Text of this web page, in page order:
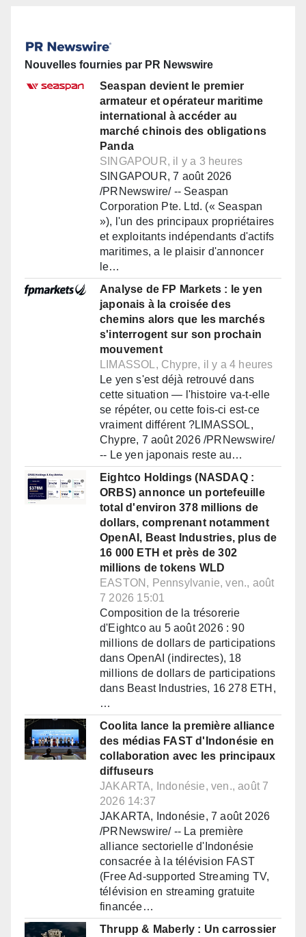
Nouvelles fournies par PR Newswire
Seaspan devient le premier
armateur et opérateur maritime
international à accéder au
marché chinois des obligations
Panda
SINGAPOUR, il y a 3 heures
SINGAPOUR, 7 août 2026
/PRNewswire/ -- Seaspan
Corporation Pte. Ltd. (« Seaspan
»), l'un des principaux propriétaires
et exploitants indépendants d'actifs
maritimes, a le plaisir d'annoncer
le…
Analyse de FP Markets : le yen
japonais à la croisée des
chemins alors que les marchés
s'interrogent sur son prochain
mouvement
LIMASSOL, Chypre, il y a 4 heures
Le yen s'est déjà retrouvé dans
cette situation — l'histoire va-t-elle
se répéter, ou cette fois-ci est-ce
vraiment différent ?LIMASSOL,
Chypre, 7 août 2026 /PRNewswire/
-- Le yen japonais reste au…
Eightco Holdings (NASDAQ :
ORBS) annonce un portefeuille
total d'environ 378 millions de
dollars, comprenant notamment
OpenAI, Beast Industries, plus de
16 000 ETH et près de 302
millions de tokens WLD
EASTON, Pennsylvanie, ven., août
7 2026 15:01
Composition de la trésorerie
d'Eightco au 5 août 2026 : 90
millions de dollars de participations
dans OpenAI (indirectes), 18
millions de dollars de participations
dans Beast Industries, 16 278 ETH,
…
Coolita lance la première alliance
des médias FAST d'Indonésie en
collaboration avec les principaux
diffuseurs
JAKARTA, Indonésie, ven., août 7
2026 14:37
JAKARTA, Indonésie, 7 août 2026
/PRNewswire/ -- La première
alliance sectorielle d'Indonésie
consacrée à la télévision FAST
(Free Ad-supported Streaming TV,
télévision en streaming gratuite
financée…
Thrupp & Maberly : Un carrossier